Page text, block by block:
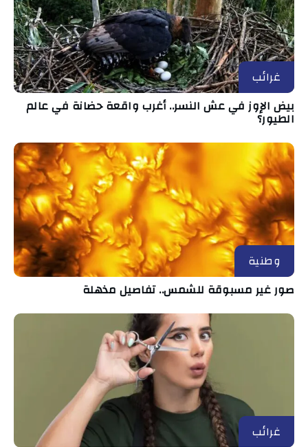
غرائب
بيض الإوز في عش النسر.. أغرب واقعة حضانة في عالم
الطيور؟
وطنية
صور غير مسبوقة للشمس.. تفاصيل مذهلة
غرائب